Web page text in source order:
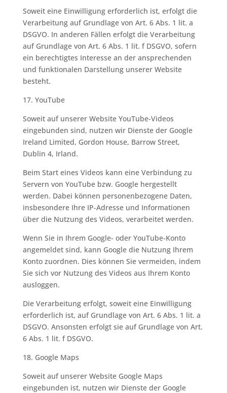
Soweit eine Einwilligung erforderlich ist, erfolgt die
Verarbeitung auf Grundlage von Art. 6 Abs. 1 lit. a
DSGVO. In anderen Fällen erfolgt die Verarbeitung
auf Grundlage von Art. 6 Abs. 1 lit. f DSGVO, sofern
ein berechtigtes Interesse an der ansprechenden
und funktionalen Darstellung unserer Website
besteht.
17. YouTube
Soweit auf unserer Website YouTube-Videos
eingebunden sind, nutzen wir Dienste der Google
Ireland Limited, Gordon House, Barrow Street,
Dublin 4, Irland.
Beim Start eines Videos kann eine Verbindung zu
Servern von YouTube bzw. Google hergestellt
werden. Dabei können personenbezogene Daten,
insbesondere Ihre IP-Adresse und Informationen
über die Nutzung des Videos, verarbeitet werden.
Wenn Sie in Ihrem Google- oder YouTube-Konto
angemeldet sind, kann Google die Nutzung Ihrem
Konto zuordnen. Dies können Sie vermeiden, indem
Sie sich vor Nutzung des Videos aus Ihrem Konto
ausloggen.
Die Verarbeitung erfolgt, soweit eine Einwilligung
erforderlich ist, auf Grundlage von Art. 6 Abs. 1 lit. a
DSGVO. Ansonsten erfolgt sie auf Grundlage von Art.
6 Abs. 1 lit. f DSGVO.
18. Google Maps
Soweit auf unserer Website Google Maps
eingebunden ist, nutzen wir Dienste der Google